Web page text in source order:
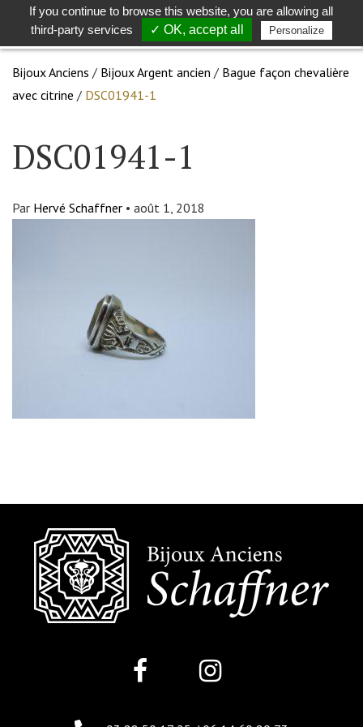
Toggle
search
Bijoux Anciens / Bijoux Argent ancien / Bague façon chevalière
avec citrine / DSC01941-1
DSC01941-1
Par Hervé Schaffner • août 1, 2018
If you continue to browse this website, you are allowing all
third-party services
✓ OK, accept all Personalize